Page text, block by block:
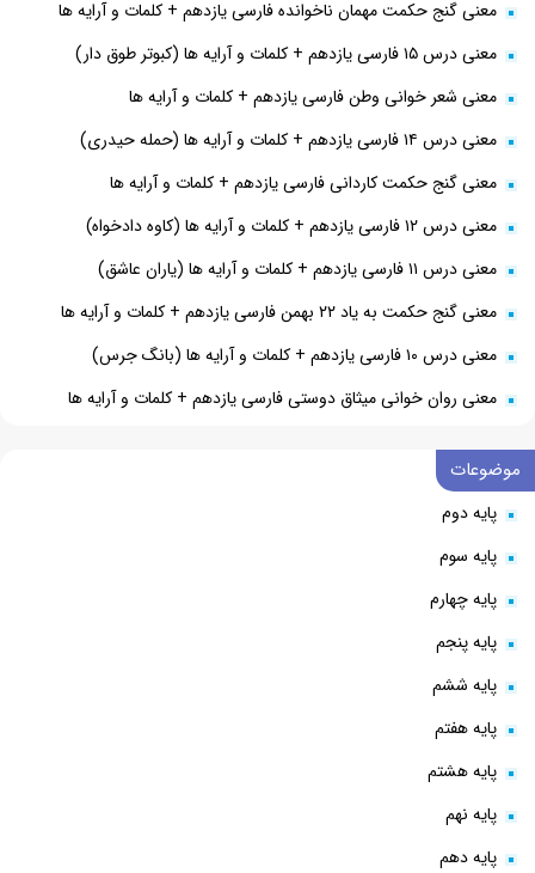
معنی گنج حکمت مهمان ناخوانده فارسی یازدهم + کلمات و آرایه ها
معنی درس ۱۵ فارسی یازدهم + کلمات و آرایه ها (کبوتر طوق دار)
معنی شعر خوانی وطن فارسی یازدهم + کلمات و آرایه ها
معنی درس ۱۴ فارسی یازدهم + کلمات و آرایه ها (حمله حیدری)
معنی گنج حکمت کاردانی فارسی یازدهم + کلمات و آرایه ها
معنی درس ۱۲ فارسی یازدهم + کلمات و آرایه ها (کاوه دادخواه)
معنی درس ۱۱ فارسی یازدهم + کلمات و آرایه ها (یاران عاشق)
معنی گنج حکمت به یاد ۲۲ بهمن فارسی یازدهم + کلمات و آرایه ها
معنی درس ۱۰ فارسی یازدهم + کلمات و آرایه ها (بانگ جرس)
معنی روان خوانی میثاق دوستی فارسی یازدهم + کلمات و آرایه ها
موضوعات
پایه دوم
پایه سوم
پایه چهارم
پایه پنجم
پایه ششم
پایه هفتم
پایه هشتم
پایه نهم
پایه دهم